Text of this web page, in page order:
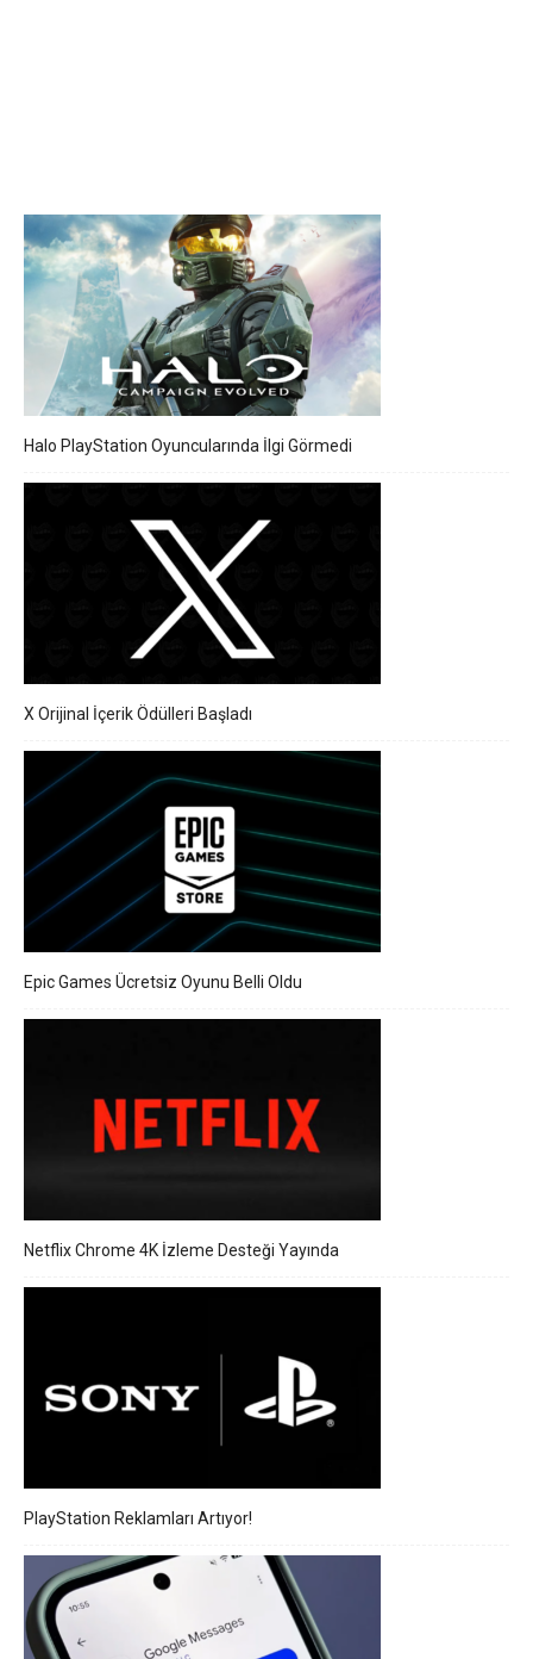
Halo PlayStation Oyuncularında İlgi Görmedi
X Orijinal İçerik Ödülleri Başladı
Epic Games Ücretsiz Oyunu Belli Oldu
Netflix Chrome 4K İzleme Desteği Yayında
PlayStation Reklamları Artıyor!